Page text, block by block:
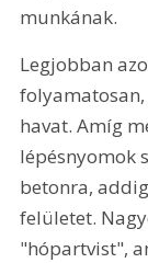
munkának.
Legjobban
havat. Amíg
lépésnyomok
betonra,
felületet.
"hópartvist",